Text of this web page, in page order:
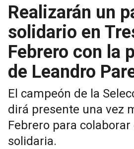
Realizarán un
solidario en
Febrero con la
de Leandro
El campeón de la
dirá presente una vez
Febrero para
solidaria.